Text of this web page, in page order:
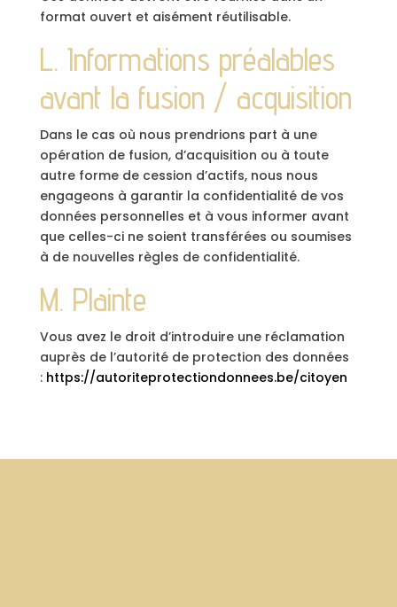
format ouvert et aisément réutilisable.
L. Informations préalables
avant la fusion / acquisition
Dans le cas où nous prendrions part à une
opération de fusion, d’acquisition ou à toute
autre forme de cession d’actifs, nous nous
engageons à garantir la confidentialité de vos
données personnelles et à vous informer avant
que celles-ci ne soient transférées ou soumises
à de nouvelles règles de confidentialité.
M. Plainte
Vous avez le droit d’introduire une réclamation
auprès de l’autorité de protection des données
: https://autoriteprotectiondonnees.be/citoyen